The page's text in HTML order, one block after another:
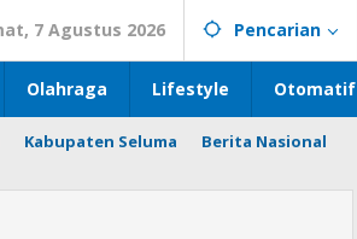
7 Agustus 2026 Pencarian
Olahraga Lifestyle Otomatif
Kabupaten Seluma Berita Nasional